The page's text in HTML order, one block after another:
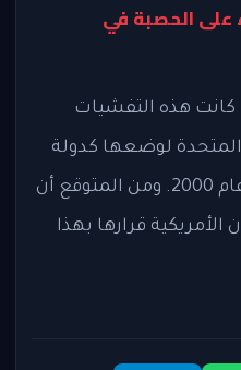
على الحصبة في
كانت هذه التفشيات
لوضعها كدولة
قضت على انتشار الحصبة عام 2000. ومن المتوقع أن
قرارها بهذا